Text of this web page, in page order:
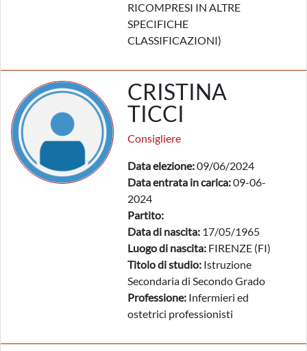
RICOMPRESI IN ALTRE
SPECIFICHE
CLASSIFICAZIONI)
CRISTINA
TICCI
Consigliere
Data elezione:09/06/2024
Data entrata in carica:09-06-
2024
Partito:
Data di nascita: 17/05/1965
Luogo di nascita: FIRENZE (FI)
Titolo di studio: Istruzione
Secondaria di Secondo Grado
Professione: Infermieri ed
ostetrici professionisti